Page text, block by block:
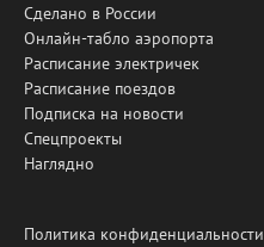
Сделано в России
Онлайн-табло аэропорта
Расписание электричек
Расписание поездов
Подписка на новости
Спецпроекты
Наглядно
Политика конфиденциальности